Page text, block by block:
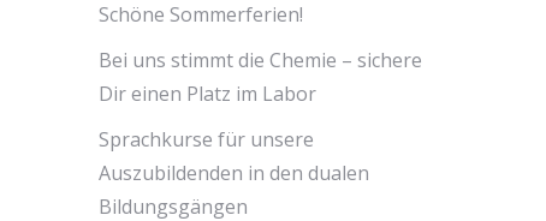
Schöne Sommerferien!
Bei uns stimmt die Chemie – sichere
Dir einen Platz im Labor
Sprachkurse für unsere
Auszubildenden in den dualen
Bildungsgängen